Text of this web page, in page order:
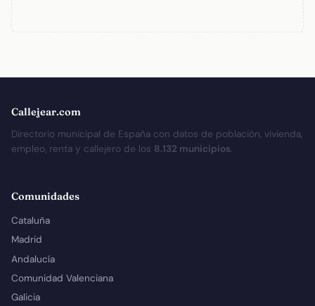
Callejear.com
Directorio municipal de España con datos de población, vivienda,
empleo, renta y callejero de los 8.132 municipios.
Comunidades
Cataluña
Madrid
Andalucía
Comunidad Valenciana
Galicia